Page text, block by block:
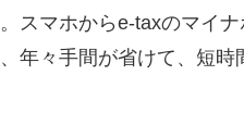
スマホからe-taxのマイナ
年々手間が省けて、短時